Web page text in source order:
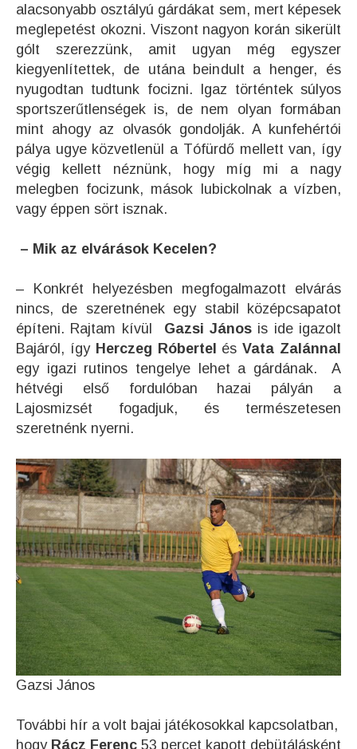
alacsonyabb osztályú gárdákat sem, mert képesek
meglepetést okozni. Viszont nagyon korán sikerült
gólt szerezzünk, amit ugyan még egyszer
kiegyenlítettek, de utána beindult a henger, és
nyugodtan tudtunk focizni. Igaz történtek súlyos
sportszerűtlenségek is, de nem olyan formában
mint ahogy az olvasók gondolják. A kunfehértói
pálya ugye közvetlenül a Tófürdő mellett van, így
végig kellett néznünk, hogy míg mi a nagy
melegben focizunk, mások lubickolnak a vízben,
vagy éppen sört isznak.
– Mik az elvárások Kecelen?
– Konkrét helyezésben megfogalmazott elvárás
nincs, de szeretnének egy stabil középcsapatot
építeni. Rajtam kívül Gazsi Jánosis ide igazolt
Bajáról, így Herczeg Róbertel ésVata Zalánnal
egy igazi rutinos tengelye lehet a gárdának. A
hétvégi első fordulóban hazai pályán a
Lajosmizsét fogadjuk, és természetesen
szeretnénk nyerni.
Gazsi János
További hír a volt bajai játékosokkal kapcsolatban,
hogy Rácz Ferenc 53 percet kapott debütálásként